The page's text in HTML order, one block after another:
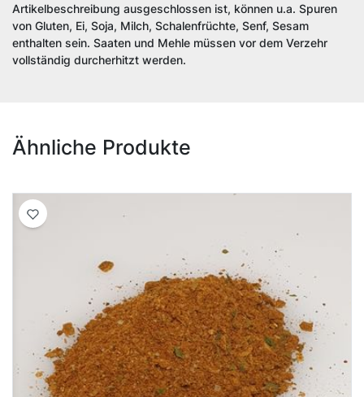
Artikelbeschreibung ausgeschlossen ist, können u.a. Spuren
von Gluten, Ei, Soja, Milch, Schalenfrüchte, Senf, Sesam
enthalten sein. Saaten und Mehle müssen vor dem Verzehr
vollständig durcherhitzt werden.
Ähnliche Produkte